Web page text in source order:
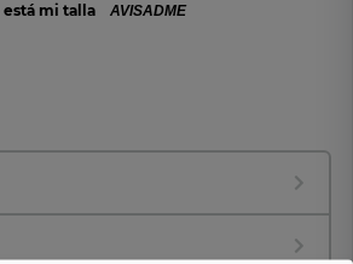
está mi talla AVISADME